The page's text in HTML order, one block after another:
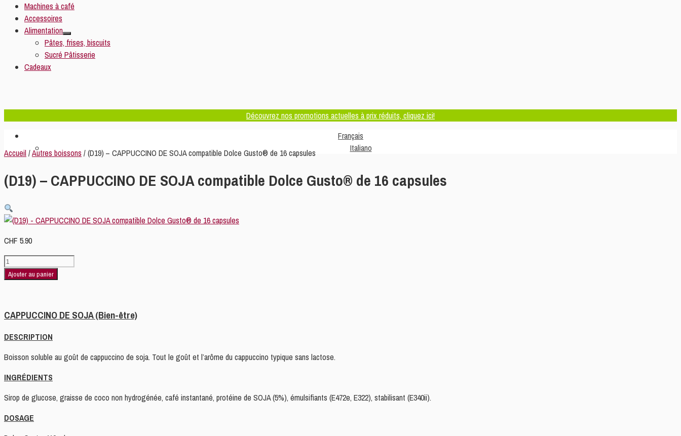
Machines à café
Accessoires
Alimentation
Pâtes, frises, biscuits
Sucré Pâtisserie
Cadeaux
Découvrez nos promotions actuelles à prix réduits, cliquez ici!
Français
Italiano
Accueil/Autres boissons / (D19) – CAPPUCCINO DE SOJA compatible Dolce Gusto® de 16 capsules
(D19) – CAPPUCCINO DE SOJA compatible Dolce Gusto® de 16 capsules
CHF 5.90
quantité
de
DE
SOJA compatible
Gusto®
16
capsules
Ajouter au panier
CAPPUCCINO DE SOJA (Bien-être)
DESCRIPTION
Boisson soluble au goût de cappuccino de soja. Tout le goût et l’arôme du cappuccino typique sans lactose.
INGRÉDIENTS
Sirop de glucose, graisse de coco non hydrogénée, café instantané, protéine de SOJA (5%), émulsifiants (E472e, E322), stabilisant (E340ii).
DOSAGE